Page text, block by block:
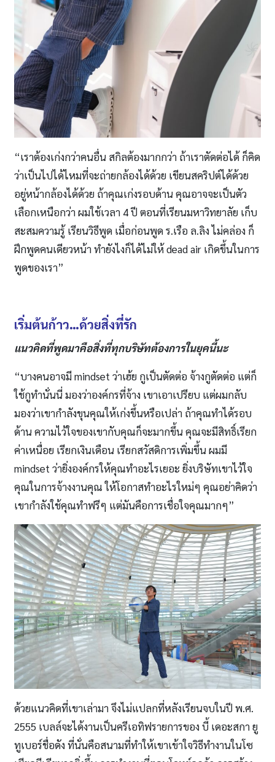
“เราต้องเก่งกว่าคนอื่น สกิลต้องมากกว่า ถ้าเราตัดต่อได้ ก็คิด
ว่าเป็นไปได้ไหมที่จะถ่ายกล้องได้ด้วย เขียนสคริปต์ได้ด้วย
อยู่หน้ากล้องได้ด้วย ถ้าคุณเก่งรอบด้าน คุณอาจจะเป็นตัว
เลือกเหนือกว่า ผมใช้เวลา 4 ปี ตอนที่เรียนมหาวิทยาลัย เก็บ
สะสมความรู้ เรียนวิธีพูด เมื่อก่อนพูด ร.เรือ ล.ลิง ไม่คล่อง ก็
ฝึกพูดคนเดียวหน้า ทํายังไงก็ได้ไม่ให้ dead air เกิดขึ้นในการ
พูดของเรา”
เริ่มต้นก้าว…ด้วยสิ่งที่รัก
แนวคิดที่พูดมาคือสิ่งที่ทุกบริษัทต้องการในยุคนี้นะ
“บางคนอาจมี mindset ว่าเฮ้ย กูเป็นตัดต่อ จ้างกูตัดต่อ แต่ก็
ใช้กูทํานั่นนี่ มองว่าองค์กรที่จ้าง เขาเอาเปรียบ แต่ผมกลับ
มองว่าเขากําลังขุนคุณให้เก่งขึ้นหรือเปล่า ถ้าคุณทําได้รอบ
ด้าน ความไว้ใจของเขากับคุณก็จะมากขึ้น คุณจะมีสิทธิ์เรียก
ค่าเหนื่อย เรียกเงินเดือน เรียกสวัสดิการเพิ่มขึ้น ผมมี
mindset ว่ายิ่งองค์กรให้คุณทําอะไรเยอะ ยิ่งบริษัทเขาไว้ใจ
คุณในการจ้างงานคุณ ให้โอกาสทําอะไรใหม่ๆ คุณอย่าคิดว่า
เขากําลังใช้คุณทำฟรีๆ แต่มันคือการเชื่อใจคุณมากๆ”
ด้วยแนวคิดที่เขาเล่ามา จึงไม่แปลกที่หลังเรียนจบในปี พ.ศ.
2555 เบลล์จะได้งานเป็นครีเอทิฟรายการของ บี้ เดอะสกา ยู
ทูเบอร์ชื่อดัง ที่นั่นคือสนามที่ทำให้เขาเข้าใจวิธีทำงานในโซ